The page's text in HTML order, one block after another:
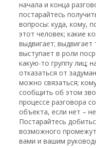
начала и конца
постарайтесь
вопросы: куда, кому,
этот человек; какие
выдвигает;
выступает в роли
какую-то группу лиц;
отказаться от
можно связаться;
сообщить об этом
процессе разговора
объекта, если нет –
Постарайтесь
возможного
вами и вашим